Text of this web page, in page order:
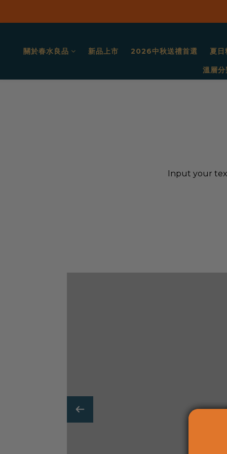
關於春水良品 新品上市 2026中秋送禮首選 夏
溫層分
Input your